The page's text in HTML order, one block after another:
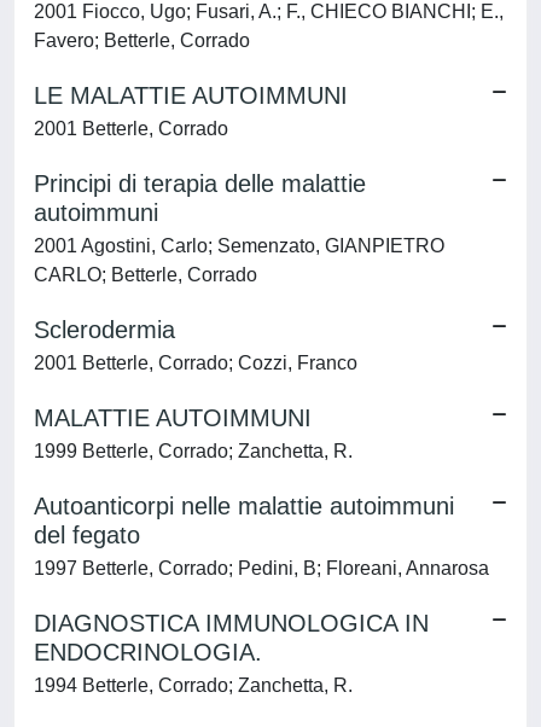
2001 Fiocco, Ugo; Fusari, A.; F., CHIECO BIANCHI; E.,
Favero; Betterle, Corrado
LE MALATTIE AUTOIMMUNI
2001 Betterle, Corrado
Principi di terapia delle malattie
autoimmuni
2001 Agostini, Carlo; Semenzato, GIANPIETRO
CARLO; Betterle, Corrado
Sclerodermia
2001 Betterle, Corrado; Cozzi, Franco
MALATTIE AUTOIMMUNI
1999 Betterle, Corrado; Zanchetta, R.
Autoanticorpi nelle malattie autoimmuni
del fegato
1997 Betterle, Corrado; Pedini, B; Floreani, Annarosa
DIAGNOSTICA IMMUNOLOGICA IN
ENDOCRINOLOGIA.
1994 Betterle, Corrado; Zanchetta, R.